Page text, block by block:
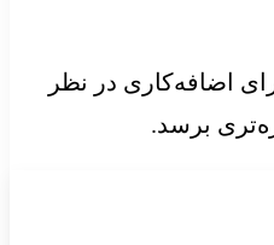
اضافه‌کاری در نظر
برسد.